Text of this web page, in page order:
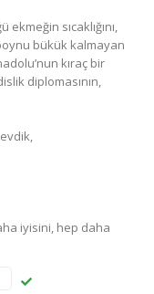
sıcaklığını,
bükük kalmayan
kıraç bir
diplomasının,
iyisini, hep daha